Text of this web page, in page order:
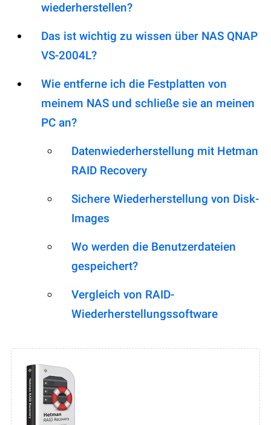
wiederherstellen?
Das ist wichtig zu wissen über NAS QNAP
VS-2004L?
Wie entferne ich die Festplatten von
meinem NAS und schließe sie an meinen
PC an?
Datenwiederherstellung mit Hetman
RAID Recovery
Sichere Wiederherstellung von Disk-
Images
Wo werden die Benutzerdateien
gespeichert?
Vergleich von RAID-
Wiederherstellungssoftware